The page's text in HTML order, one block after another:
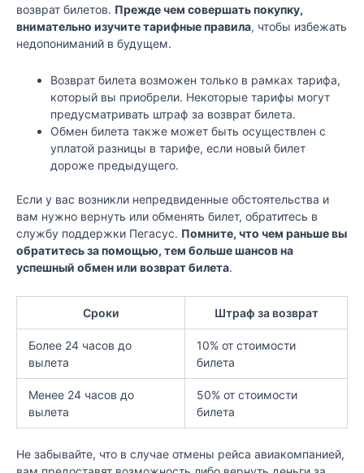
возврат билетов. Прежде чем совершать покупку,
внимательно изучите тарифные правила, чтобы избежать
недопониманий в будущем.
Возврат билета возможен только в рамках тарифа,
который вы приобрели. Некоторые тарифы могут
предусматривать штраф за возврат билета.
Обмен билета также может быть осуществлен с
уплатой разницы в тарифе, если новый билет
дороже предыдущего.
Если у вас возникли непредвиденные обстоятельства и
вам нужно вернуть или обменять билет, обратитесь в
службу поддержки Пегасус. Помните, что чем раньше вы
обратитесь за помощью, тем больше шансов на
успешный обмен или возврат билета.
Сроки Штраф за возврат
Более 24 часов до
вылета
10% от стоимости
билета
Менее 24 часов до
вылета
50% от стоимости
билета
Не забывайте, что в случае отмены рейса авиакомпанией,